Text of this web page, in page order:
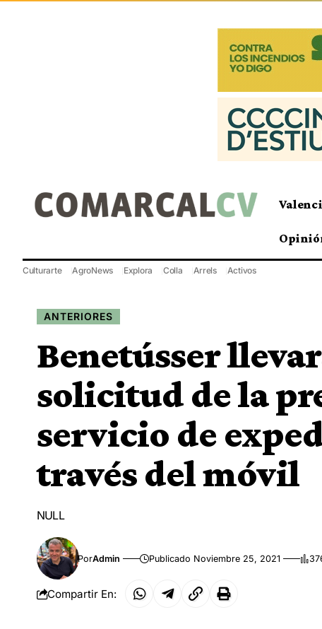
Culturarte AgroNews Explora Colla Arrels Activos
ANTERIORES
Benetússer
solicitud de la
servicio de
través del móvil
NULL
PorAdmin Publicado Noviembre 25, 2021
Compartir En: